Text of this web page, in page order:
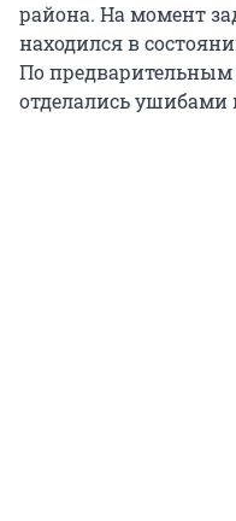
района. На момент
находился в
По
отделались ушибами